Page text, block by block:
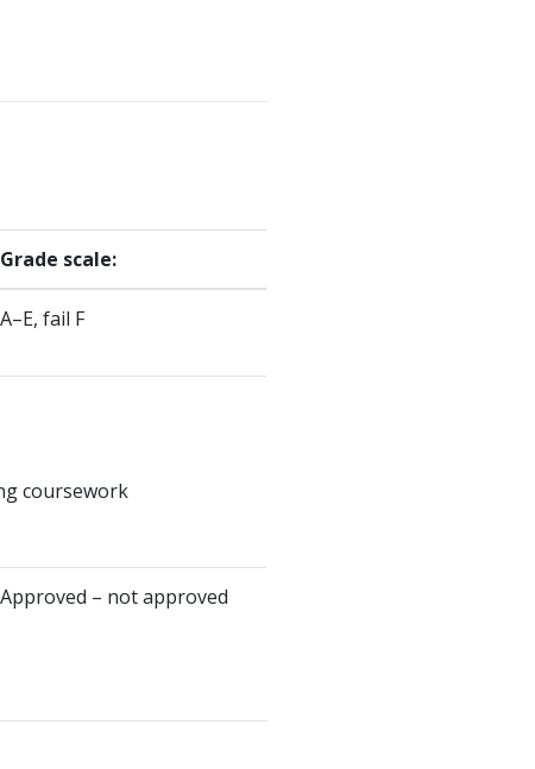
Grade scale:
A–E, fail F
coursework
Approved – not approved